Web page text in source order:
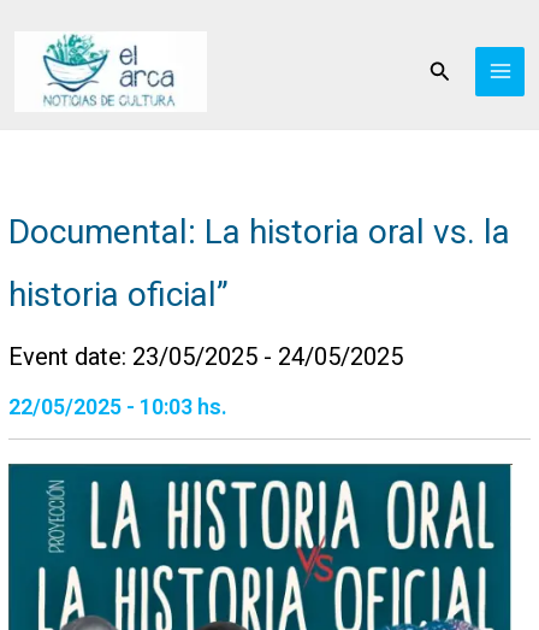
contenido
Buscar
Documental: La historia oral vs. la
historia oficial”
Event date: 23/05/2025 - 24/05/2025
22/05/2025 - 10:03 hs.